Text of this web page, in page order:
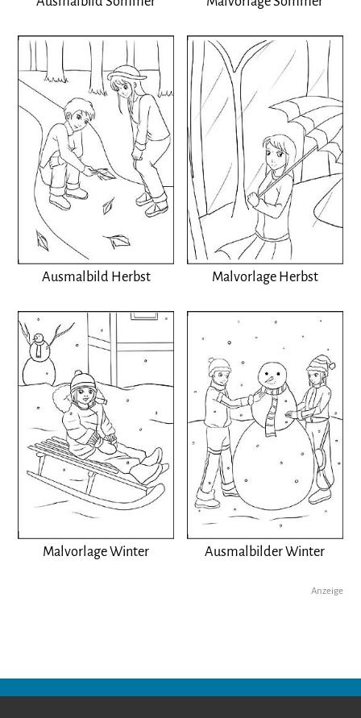
Ausmalbild Herbst Malvorlage Herbst
Malvorlage Winter Ausmalbilder Winter
Anzeige